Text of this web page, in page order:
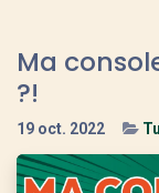
Ma
?!
19 oct. 2022